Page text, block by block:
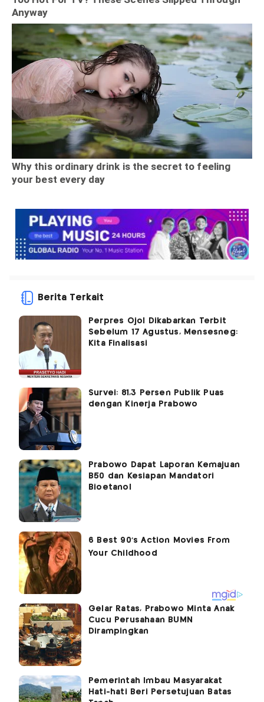
Berita Terkait
Perpres Ojol Dikabarkan Terbit
Sebelum 17 Agustus, Mensesneg:
Kita Finalisasi
Survei: 81,3 Persen Publik Puas
dengan Kinerja Prabowo
Prabowo Dapat Laporan Kemajuan
B50 dan Kesiapan Mandatori
Bioetanol
Gelar Ratas, Prabowo Minta Anak
Cucu Perusahaan BUMN
Dirampingkan
Pemerintah Imbau Masyarakat
Hati-hati Beri Persetujuan Batas